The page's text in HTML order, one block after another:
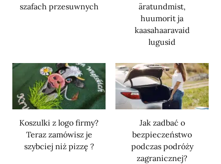
szafach przesuwnych
äratundmist,
huumorit ja
kaasahaaravaid
lugusid
Koszulki z logo firmy?
Teraz zamówisz je
szybciej niż pizzę ?
Jak zadbać o
bezpieczeństwo
podczas podróży
zagranicznej?